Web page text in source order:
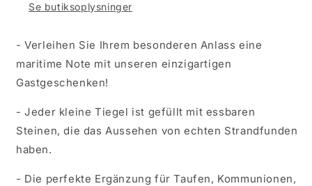
Se butiksoplysninger
- Verleihen Sie Ihrem besonderen Anlass eine
maritime Note mit unseren einzigartigen
Gastgeschenken!
- Jeder kleine Tiegel ist gefüllt mit essbaren
Steinen, die das Aussehen von echten Strandfunden
haben.
- Die perfekte Ergänzung für Taufen, Kommunionen,